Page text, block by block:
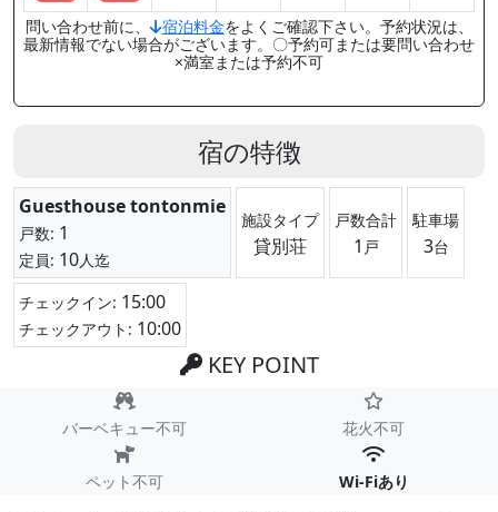
問い合わせ前に、 宿泊料金をよくご確認下さい。予約状況は、
最新情報でない場合がございます。〇予約可または要問い合わせ
×満室または予約不可
宿の特徴
Guesthouse tontonmie
戸数: 1
定員: 10人迄
施設タイプ
貸別荘
戸数合計
1 戸
駐車場
3台
チェックイン: 15:00
チェックアウト: 10:00
KEY POINT
バーベキュー不可 花火不可
ペット不可 Wi-Fiあり